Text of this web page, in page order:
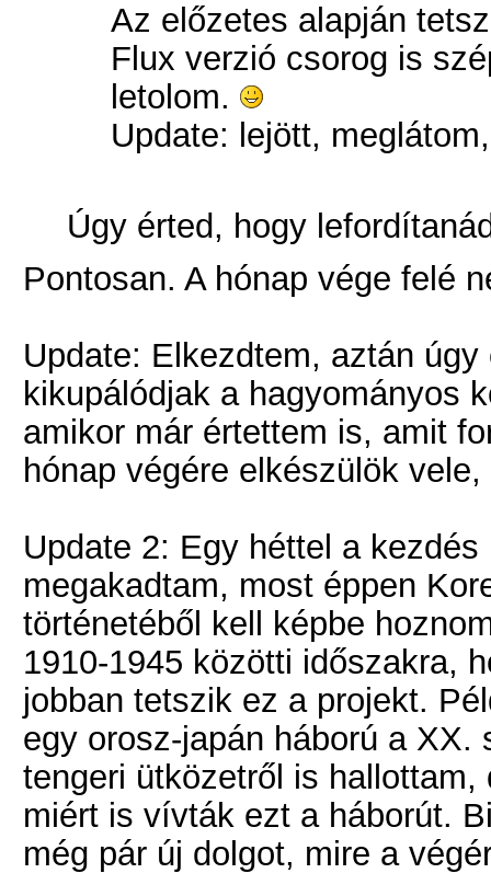
Az előzetes alapján
Flux verzió csorog is
letolom.
Update: lejött,
Úgy érted, hogy
Pontosan. A hónap vége felé
Update: Elkezdtem, aztán
kikupálódjak a hagyományos
amikor már értettem is, amit
hónap végére elkészülök
Update 2: Egy héttel a
megakadtam, most éppen
történetéből kell képbe
1910-1945 közötti időszakra,
jobban tetszik ez a projekt.
egy orosz-japán háború a
tengeri ütközetről is
miért is vívták ezt a háborút.
még pár új dolgot, mire a